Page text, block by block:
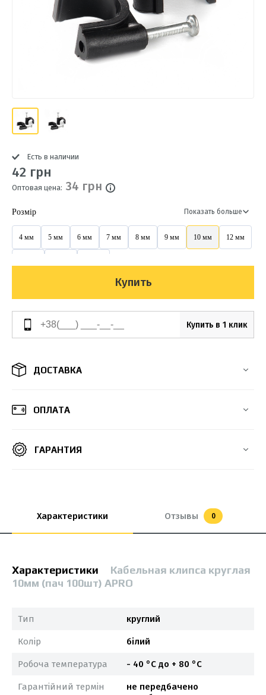
Есть в наличии
42 грн
Оптовая цена: 34 грн
Розмір Показать больше
4 мм 5 мм 6 мм 7 мм 8 мм 9 мм 10 мм 12 мм
Купить
Купить в 1 клик
ДОСТАВКА
ОПЛАТА
ГАРАНТИЯ
Характеристики Отзывы 0
Характеристики
Кабельная клипса круглая
10мм (пач 100шт) APRO
Тип круглий
Колір білий
Робоча температура - 40 °С до + 80 °С
Гарантійний термін
не передбачено